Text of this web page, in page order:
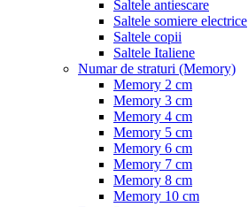
Saltele antiescare
Saltele somiere electrice
Saltele copii
Saltele Italiene
Numar de straturi (Memory)
Memory 2 cm
Memory 3 cm
Memory 4 cm
Memory 5 cm
Memory 6 cm
Memory 7 cm
Memory 8 cm
Memory 10 cm